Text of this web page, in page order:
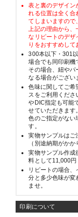
表と裏のデザイン
れる位置は全く合
てしまいますので
上記の理由から、
なリピートのデザ
りをおすすめして
300本以下・301
場合でも同印刷機
その場合、紐やパ
なる場合がござい
色味に関してご希
スをご利用くださ
やDIC指定も可能
せていただきます。
色のご指定がない
す。
実物サンプルはご
（別途納期がか
実物サンプル作成
料として11,000円
リピートの場合、
分と多少色味が変
ませ。
印刷について